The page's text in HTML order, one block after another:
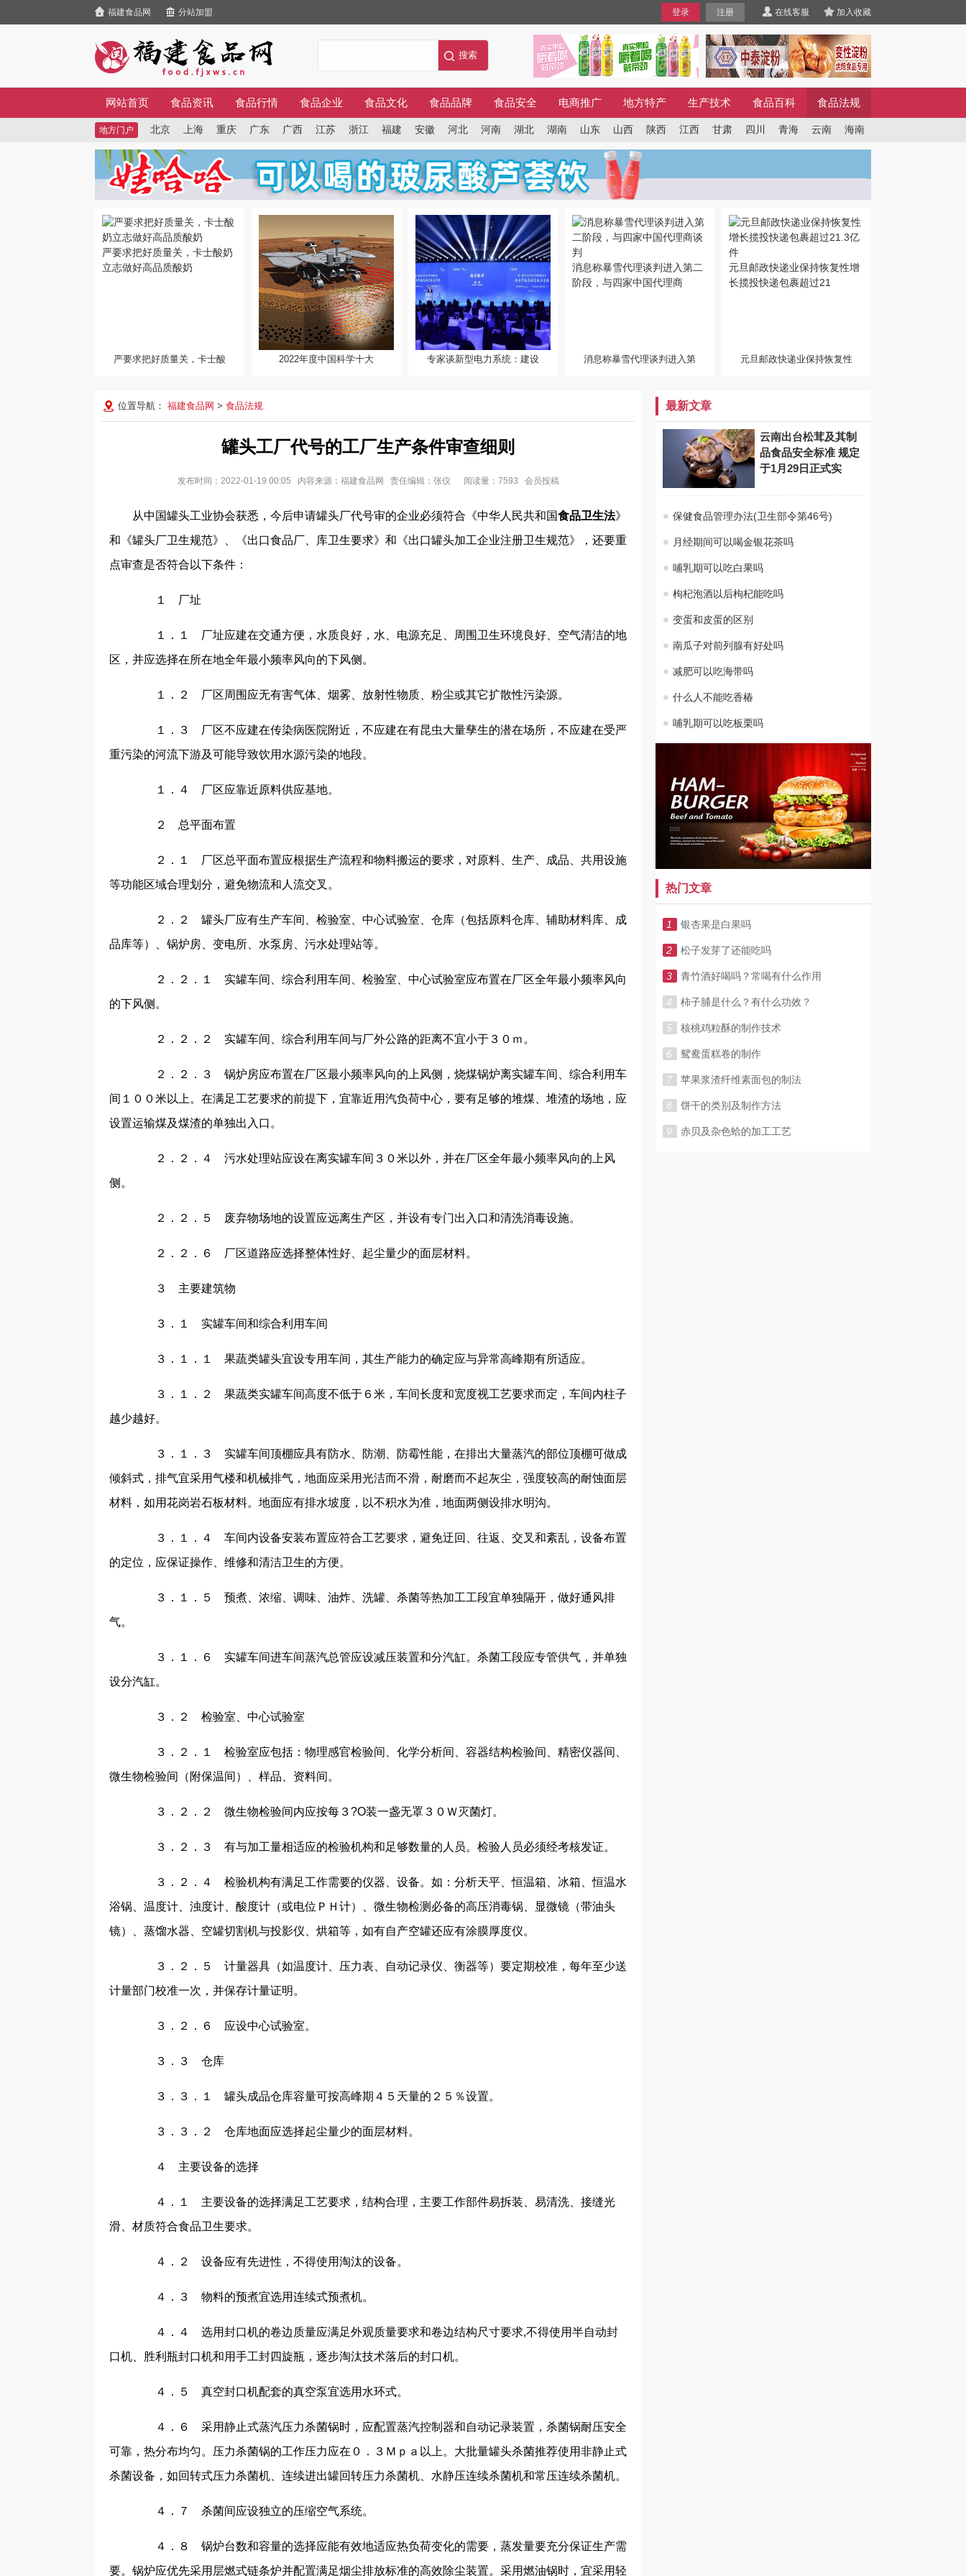
福建食品网 分站加盟 加入收藏
在线客服
注册
登录
网站首页 食品资讯 食品行情 食品企业 食品文化 食品品牌 食品安全 电商推广 地方特产 生产技术 食品百科 食品法规
地方门户 北京 上海 重庆 广东 广西 江苏 浙江 福建 安徽 河北 河南 湖北 湖南 山东 山西 陕西 江西 甘肃 四川 青海 云南 海南
严要求把好质量关，卡士酸奶
立志做好高品质酸奶
严要求把好质量关，卡士酸
2022年度中国科学十大进展发
2022年度中国科学十大
专家谈新型电力系统：建设全
专家谈新型电力系统：建设
消息称暴雪代理谈判进入第二
阶段，与四家中国代理商
消息称暴雪代理谈判进入第
元旦邮政快递业保持恢复性增
长揽投快递包裹超过21
元旦邮政快递业保持恢复性
位置导航： 福建食品网 > 食品法规
罐头工厂代号的工厂生产条件审查细则
发布时间：2022-01-19 00:05 内容来源：福建食品网 责任编辑：张仪 阅读量：7593 会员投稿
从中国罐头工业协会获悉，今后申请罐头厂代号审的企业必须符合《中华人民共和国食品卫生法》
和《罐头厂卫生规范》、《出口食品厂、库卫生要求》和《出口罐头加工企业注册卫生规范》，还要重
点审查是否符合以下条件：
１ 厂址
１．１ 厂址应建在交通方便，水质良好，水、电源充足、周围卫生环境良好、空气清洁的地
区，并应选择在所在地全年最小频率风向的下风侧。
１．２ 厂区周围应无有害气体、烟雾、放射性物质、粉尘或其它扩散性污染源。
１．３ 厂区不应建在传染病医院附近，不应建在有昆虫大量孳生的潜在场所，不应建在受严
重污染的河流下游及可能导致饮用水源污染的地段。
１．４ 厂区应靠近原料供应基地。
２ 总平面布置
２．１ 厂区总平面布置应根据生产流程和物料搬运的要求，对原料、生产、成品、共用设施
等功能区域合理划分，避免物流和人流交叉。
２．２ 罐头厂应有生产车间、检验室、中心试验室、仓库（包括原料仓库、辅助材料库、成
品库等）、锅炉房、变电所、水泵房、污水处理站等。
２．２．１ 实罐车间、综合利用车间、检验室、中心试验室应布置在厂区全年最小频率风向
的下风侧。
２．２．２ 实罐车间、综合利用车间与厂外公路的距离不宜小于３０ｍ。
２．２．３ 锅炉房应布置在厂区最小频率风向的上风侧，烧煤锅炉离实罐车间、综合利用车
间１００米以上。在满足工艺要求的前提下，宜靠近用汽负荷中心，要有足够的堆煤、堆渣的场地，应
设置运输煤及煤渣的单独出入口。
２．２．４ 污水处理站应设在离实罐车间３０米以外，并在厂区全年最小频率风向的上风
侧。
２．２．５ 废弃物场地的设置应远离生产区，并设有专门出入口和清洗消毒设施。
２．２．６ 厂区道路应选择整体性好、起尘量少的面层材料。
３ 主要建筑物
３．１ 实罐车间和综合利用车间
３．１．１ 果蔬类罐头宜设专用车间，其生产能力的确定应与异常高峰期有所适应。
３．１．２ 果蔬类实罐车间高度不低于６米，车间长度和宽度视工艺要求而定，车间内柱子
越少越好。
３．１．３ 实罐车间顶棚应具有防水、防潮、防霉性能，在排出大量蒸汽的部位顶棚可做成
倾斜式，排气宜采用气楼和机械排气，地面应采用光洁而不滑，耐磨而不起灰尘，强度较高的耐蚀面层
材料，如用花岗岩石板材料。地面应有排水坡度，以不积水为准，地面两侧设排水明沟。
３．１．４ 车间内设备安装布置应符合工艺要求，避免迂回、往返、交叉和紊乱，设备布置
的定位，应保证操作、维修和清洁卫生的方便。
３．１．５ 预煮、浓缩、调味、油炸、洗罐、杀菌等热加工工段宜单独隔开，做好通风排
气。
３．１．６ 实罐车间进车间蒸汽总管应设减压装置和分汽缸。杀菌工段应专管供气，并单独
设分汽缸。
３．２ 检验室、中心试验室
３．２．１ 检验室应包括：物理感官检验间、化学分析间、容器结构检验间、精密仪器间、
微生物检验间（附保温间）、样品、资料间。
３．２．２ 微生物检验间内应按每３?O装一盏无罩３０Ｗ灭菌灯。
３．２．３ 有与加工量相适应的检验机构和足够数量的人员。检验人员必须经考核发证。
３．２．４ 检验机构有满足工作需要的仪器、设备。如：分析天平、恒温箱、冰箱、恒温水
浴锅、温度计、浊度计、酸度计（或电位ＰＨ计）、微生物检测必备的高压消毒锅、显微镜（带油头
镜）、蒸馏水器、空罐切割机与投影仪、烘箱等，如有自产空罐还应有涂膜厚度仪。
３．２．５ 计量器具（如温度计、压力表、自动记录仪、衡器等）要定期校准，每年至少送
计量部门校准一次，并保存计量证明。
３．２．６ 应设中心试验室。
３．３ 仓库
３．３．１ 罐头成品仓库容量可按高峰期４５天量的２５％设置。
３．３．２ 仓库地面应选择起尘量少的面层材料。
４ 主要设备的选择
４．１ 主要设备的选择满足工艺要求，结构合理，主要工作部件易拆装、易清洗、接缝光
滑、材质符合食品卫生要求。
４．２ 设备应有先进性，不得使用淘汰的设备。
４．３ 物料的预煮宜选用连续式预煮机。
４．４ 选用封口机的卷边质量应满足外观质量要求和卷边结构尺寸要求,不得使用半自动封
口机、胜利瓶封口机和用手工封四旋瓶，逐步淘汰技术落后的封口机。
４．５ 真空封口机配套的真空泵宜选用水环式。
４．６ 采用静止式蒸汽压力杀菌锅时，应配置蒸汽控制器和自动记录装置，杀菌锅耐压安全
可靠，热分布均匀。压力杀菌锅的工作压力应在０．３Ｍｐａ以上。大批量罐头杀菌推荐使用非静止式
杀菌设备，如回转式压力杀菌机、连续进出罐回转压力杀菌机、水静压连续杀菌机和常压连续杀菌机。
４．７ 杀菌间应设独立的压缩空气系统。
４．８ 锅炉台数和容量的选择应能有效地适应热负荷变化的需要，蒸发量要充分保证生产需
要。锅炉应优先采用层燃式链条炉并配置满足烟尘排放标准的高效除尘装置。采用燃油锅时，宜采用轻
最新文章
云南出台松茸及其制
品食品安全标准 规定
于1月29日正式实
保健食品管理办法(卫生部令第46号)
月经期间可以喝金银花茶吗
哺乳期可以吃白果吗
枸杞泡酒以后枸杞能吃吗
变蛋和皮蛋的区别
南瓜子对前列腺有好处吗
减肥可以吃海带吗
什么人不能吃香椿
哺乳期可以吃板栗吗
热门文章
1 银杏果是白果吗
2 松子发芽了还能吃吗
3 青竹酒好喝吗？常喝有什么作用
4 柿子脯是什么？有什么功效？
5 核桃鸡粒酥的制作技术
6 鸳鸯蛋糕卷的制作
7 苹果浆渣纤维素面包的制法
8 饼干的类别及制作方法
9 赤贝及杂色蛤的加工工艺